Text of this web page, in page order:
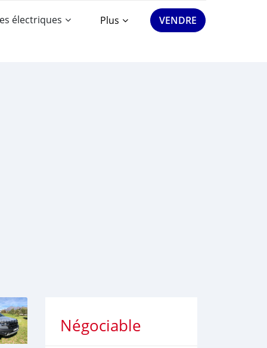
électriques Plus VENDRE
Négociable